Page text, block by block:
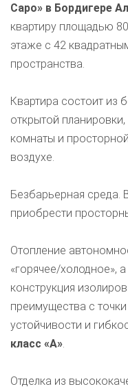
Capo» в Бордигере
квартиру площадью
этаже с 42
пространства.
Квартира состоит из
открытой
комнаты и
воздухе.
Безбарьерная
приобрести
Отопление
«горячее/холодное»,
конструкция
преимущества с
устойчивости и
класс «А»
Отделка из